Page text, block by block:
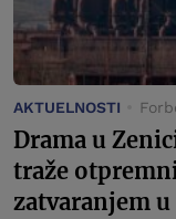
AKTUELNOSTI
Drama u
traže
zatvaranjem